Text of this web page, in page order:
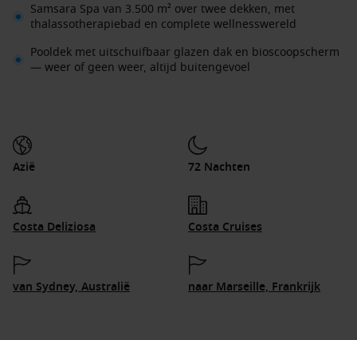
Samsara Spa van 3.500 m² over twee dekken, met
thalassotherapiebad en complete wellnesswereld
Pooldek met uitschuifbaar glazen dak en bioscoopscherm
— weer of geen weer, altijd buitengevoel
Azië 72 Nachten
Costa Deliziosa Costa Cruises
van Sydney, Australië naar Marseille, Frankrijk